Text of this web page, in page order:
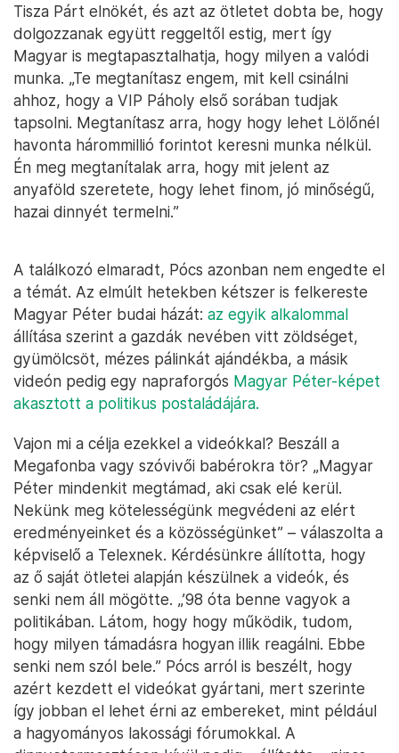
Tisza Párt elnökét, és azt az ötletet dobta be, hogy
dolgozzanak együtt reggeltől estig, mert így
Magyar is megtapasztalhatja, hogy milyen a valódi
munka. „Te megtanítasz engem, mit kell csinálni
ahhoz, hogy a VIP Páholy első sorában tudjak
tapsolni. Megtanítasz arra, hogy hogy lehet Lölőnél
havonta hárommillió forintot keresni munka nélkül.
Én meg megtanítalak arra, hogy mit jelent az
anyaföld szeretete, hogy lehet finom, jó minőségű,
hazai dinnyét termelni.”
A találkozó elmaradt, Pócs azonban nem engedte el
a témát. Az elmúlt hetekben kétszer is felkereste
Magyar Péter budai házát: az egyik alkalommal
állítása szerint a gazdák nevében vitt zöldséget,
gyümölcsöt, mézes pálinkát ajándékba, a másik
videón pedig egy napraforgós Magyar Péter-képet
akasztott a politikus postaládájára.
Vajon mi a célja ezekkel a videókkal? Beszáll a
Megafonba vagy szóvivői babérokra tör? „Magyar
Péter mindenkit megtámad, aki csak elé kerül.
Nekünk meg kötelességünk megvédeni az elért
eredményeinket és a közösségünket” – válaszolta a
képviselő a Telexnek. Kérdésünkre állította, hogy
az ő saját ötletei alapján készülnek a videók, és
senki nem áll mögötte. „’98 óta benne vagyok a
politikában. Látom, hogy hogy működik, tudom,
hogy milyen támadásra hogyan illik reagálni. Ebbe
senki nem szól bele.” Pócs arról is beszélt, hogy
azért kezdett el videókat gyártani, mert szerinte
így jobban el lehet érni az embereket, mint például
a hagyományos lakossági fórumokkal. A